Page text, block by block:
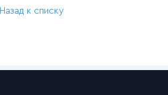
Назад к списку